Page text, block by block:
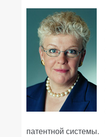
патентной системы.